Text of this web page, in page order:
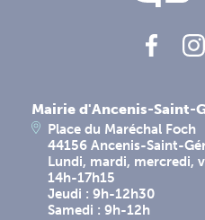
Mairie d'Ancenis-Saint-
Place du Maréchal Foch
44156 Ancenis-Saint-
Lundi, mardi, mercredi,
14h-17h15
Jeudi : 9h-12h30
Samedi : 9h-12h